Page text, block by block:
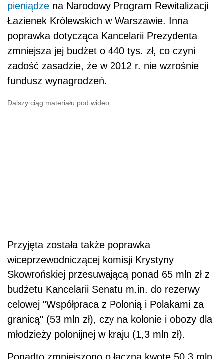
pieniądze na Narodowy Program Rewitalizacji
Łazienek Królewskich w Warszawie. Inna
poprawka dotycząca Kancelarii Prezydenta
zmniejsza jej budżet o 440 tys. zł, co czyni
zadość zasadzie, że w 2012 r. nie wzrośnie
fundusz wynagrodzeń.
Dalszy ciąg materiału pod wideo
Przyjęta została także poprawka
wiceprzewodniczącej komisji Krystyny
Skowrońskiej przesuwającą ponad 65 mln zł z
budżetu Kancelarii Senatu m.in. do rezerwy
celowej "Współpraca z Polonią i Polakami za
granicą" (53 mln zł), czy na kolonie i obozy dla
młodzieży polonijnej w kraju (1,3 mln zł).
Ponadto zmniejszono o łączną kwotę 50,3 mln